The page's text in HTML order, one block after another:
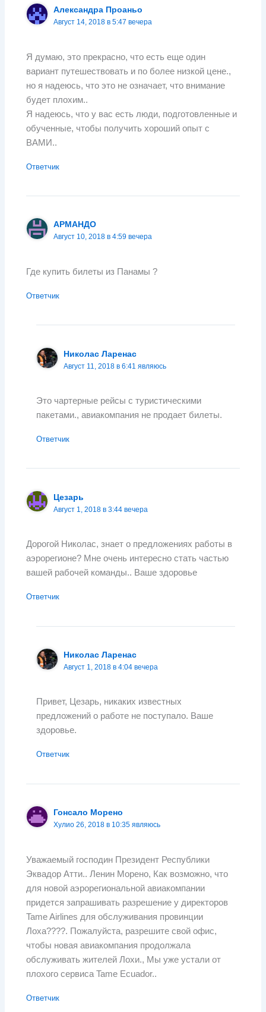
Александра Проаньо
Август 14, 2018 в 5:47 вечера
Я думаю, это прекрасно, что есть еще один
вариант путешествовать и по более низкой цене.,
но я надеюсь, что это не означает, что внимание
будет плохим..
Я надеюсь, что у вас есть люди, подготовленные и
обученные, чтобы получить хороший опыт с
ВАМИ..
Ответчик
АРМАНДО
Август 10, 2018 в 4:59 вечера
Где купить билеты из Панамы ?
Ответчик
Николас Ларенас
Август 11, 2018 в 6:41 являюсь
Это чартерные рейсы с туристическими
пакетами., авиакомпания не продает билеты.
Ответчик
Цезарь
Август 1, 2018 в 3:44 вечера
Дорогой Николас, знает о предложениях работы в
аэрорегионе? Мне очень интересно стать частью
вашей рабочей команды.. Ваше здоровье
Ответчик
Николас Ларенас
Август 1, 2018 в 4:04 вечера
Привет, Цезарь, никаких известных
предложений о работе не поступало. Ваше
здоровье.
Ответчик
Гонсало Морено
Хулио 26, 2018 в 10:35 являюсь
Уважаемый господин Президент Республики
Эквадор Атти.. Ленин Морено, Как возможно, что
для новой аэрорегиональной авиакомпании
придется запрашивать разрешение у директоров
Tame Airlines для обслуживания провинции
Лоха????. Пожалуйста, разрешите свой офис,
чтобы новая авиакомпания продолжала
обслуживать жителей Лохи., Мы уже устали от
плохого сервиса Tame Ecuador..
Ответчик